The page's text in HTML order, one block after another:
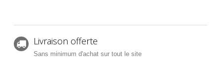
Livraison offerte
Sans minimum d'achat sur tout le site